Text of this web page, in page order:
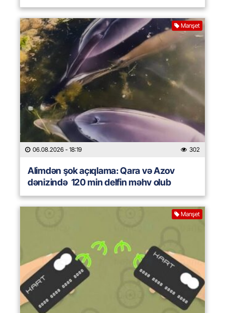
Manşet
06.08.2026 - 18:19 302
Alimdən şok açıqlama: Qara və Azov
dənizində 120 min delfin məhv olub
Manşet